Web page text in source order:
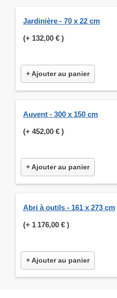
Jardinière - 70 x 22 cm
(+ 132,00 € )
+ Ajouter au panier
Auvent - 300 x 150 cm
(+ 452,00 € )
+ Ajouter au panier
Abri à outils - 161 x 273 cm
(+ 1 176,00 € )
+ Ajouter au panier